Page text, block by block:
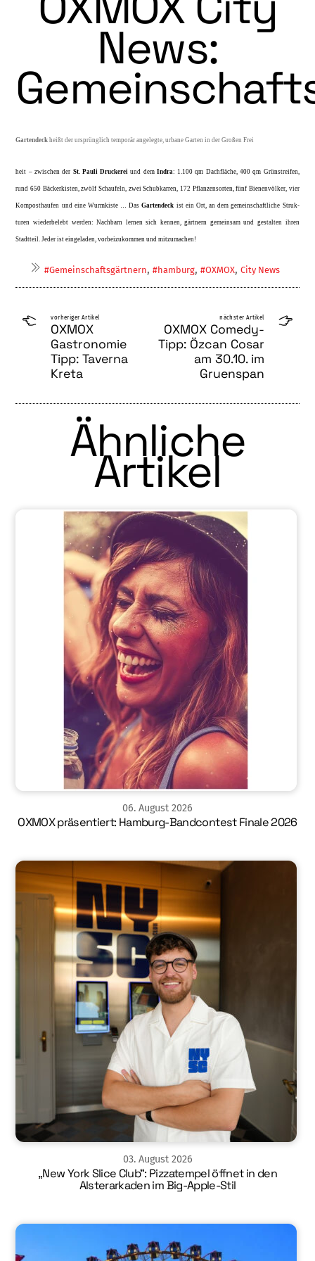
News:
Gartendeck heißt der ursprünglich temporär angelegte, urbane Garten in der Großen Frei­
heit – zwischen der St. Pauli Druckereiund dem Indra: 1.100 qm Dachfläche, 400 qm Grünstreifen,
rund 650 Bäckerkisten, zwölf Schaufeln, zwei Schubkarren, 172 Pflanzen­sorten, fünf Bienenvölker, vier
Komposthau­fen und eine Wurmkiste … DasGartendeck ist ein Ort, an dem gemeinschaftliche Struk­
turen wiederbelebt werden: Nachbarn lernen sich kennen, gärtnern gemeinsam und gestal­ten ihren
Stadtteil. Jeder ist eingeladen, vor­beizukommen und mitzumachen!
#Gemeinschaftsgärtnern,#hamburg,#OXMOX,City News
vorheriger Artikel
OXMOX
Gastronomie
Tipp: Taverna
Kreta
nächster Artikel
OXMOX Comedy-
Tipp: Özcan Cosar
am 30.10. im
Gruenspan
Ähnliche
Artikel
06. August 2026
OXMOX präsentiert: Hamburg-Bandcontest Finale 2026
03. August 2026
„New York Slice Club“: Pizzatempel öffnet in den
Alsterarkaden im Big-Apple-Stil